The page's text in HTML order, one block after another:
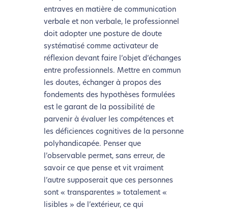
entraves en matière de communication
verbale et non verbale, le professionnel
doit adopter une posture de doute
systématisé comme activateur de
réflexion devant faire l’objet d’échanges
entre professionnels. Mettre en commun
les doutes, échanger à propos des
fondements des hypothèses formulées
est le garant de la possibilité de
parvenir à évaluer les compétences et
les déficiences cognitives de la personne
polyhandicapée. Penser que
l’observable permet, sans erreur, de
savoir ce que pense et vit vraiment
l’autre supposerait que ces personnes
sont « transparentes » totalement «
lisibles » de l’extérieur, ce qui